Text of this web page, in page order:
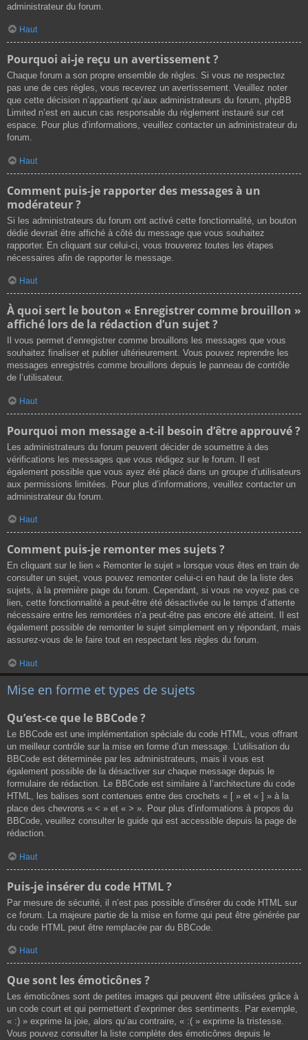
administrateur du forum.
Haut
Pourquoi ai-je reçu un avertissement ?
Chaque forum a son propre ensemble de règles. Si vous ne respectez
pas une de ces règles, vous recevrez un avertissement. Veuillez noter
que cette décision n’appartient qu’aux administrateurs du forum, phpBB
Limited n’est en aucun cas responsable du règlement instauré sur cet
espace. Pour plus d’informations, veuillez contacter un administrateur du
forum.
Haut
Comment puis-je rapporter des messages à un
modérateur ?
Si les administrateurs du forum ont activé cette fonctionnalité, un bouton
dédié devrait être affiché à côté du message que vous souhaitez
rapporter. En cliquant sur celui-ci, vous trouverez toutes les étapes
nécessaires afin de rapporter le message.
Haut
À quoi sert le bouton « Enregistrer comme brouillon »
affiché lors de la rédaction d’un sujet ?
Il vous permet d’enregistrer comme brouillons les messages que vous
souhaitez finaliser et publier ultérieurement. Vous pouvez reprendre les
messages enregistrés comme brouillons depuis le panneau de contrôle
de l’utilisateur.
Haut
Pourquoi mon message a-t-il besoin d’être approuvé ?
Les administrateurs du forum peuvent décider de soumettre à des
vérifications les messages que vous rédigez sur le forum. Il est
également possible que vous ayez été placé dans un groupe d’utilisateurs
aux permissions limitées. Pour plus d’informations, veuillez contacter un
administrateur du forum.
Haut
Comment puis-je remonter mes sujets ?
En cliquant sur le lien « Remonter le sujet » lorsque vous êtes en train de
consulter un sujet, vous pouvez remonter celui-ci en haut de la liste des
sujets, à la première page du forum. Cependant, si vous ne voyez pas ce
lien, cette fonctionnalité a peut-être été désactivée ou le temps d’attente
nécessaire entre les remontées n’a peut-être pas encore été atteint. Il est
également possible de remonter le sujet simplement en y répondant, mais
assurez-vous de le faire tout en respectant les règles du forum.
Haut
Mise en forme et types de sujets
Qu’est-ce que le BBCode ?
Le BBCode est une implémentation spéciale du code HTML, vous offrant
un meilleur contrôle sur la mise en forme d’un message. L’utilisation du
BBCode est déterminée par les administrateurs, mais il vous est
également possible de la désactiver sur chaque message depuis le
formulaire de rédaction. Le BBCode est similaire à l’architecture du code
HTML, les balises sont contenues entre des crochets « [ » et « ] » à la
place des chevrons « < » et « > ». Pour plus d’informations à propos du
BBCode, veuillez consulter le guide qui est accessible depuis la page de
rédaction.
Haut
Puis-je insérer du code HTML ?
Par mesure de sécurité, il n’est pas possible d’insérer du code HTML sur
ce forum. La majeure partie de la mise en forme qui peut être générée par
du code HTML peut être remplacée par du BBCode.
Haut
Que sont les émoticônes ?
Les émoticônes sont de petites images qui peuvent être utilisées grâce à
un code court et qui permettent d’exprimer des sentiments. Par exemple,
« :) » exprime la joie, alors qu’au contraire, « :( » exprime la tristesse.
Vous pouvez consulter la liste complète des émoticônes depuis le